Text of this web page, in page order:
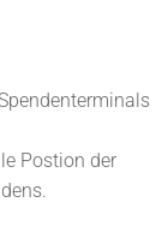
Postion der